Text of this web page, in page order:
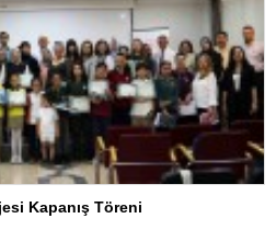
Kapanış Töreni